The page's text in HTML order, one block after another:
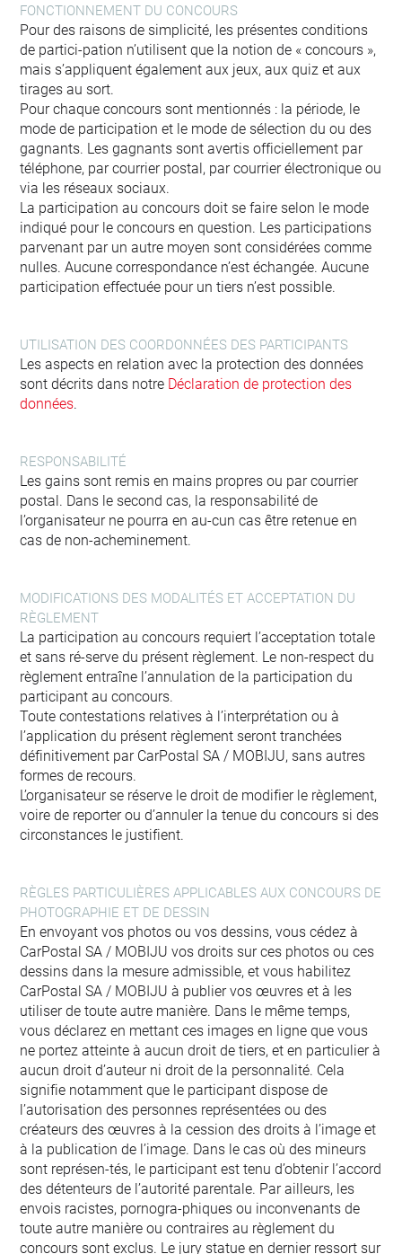
FONCTIONNEMENT DU CONCOURS
Pour des raisons de simplicité, les présentes conditions
de partici-pation n’utilisent que la notion de « concours »,
mais s’appliquent également aux jeux, aux quiz et aux
tirages au sort.
Pour chaque concours sont mentionnés : la période, le
mode de participation et le mode de sélection du ou des
gagnants. Les gagnants sont avertis officiellement par
téléphone, par courrier postal, par courrier électronique ou
via les réseaux sociaux.
La participation au concours doit se faire selon le mode
indiqué pour le concours en question. Les participations
parvenant par un autre moyen sont considérées comme
nulles. Aucune correspondance n’est échangée. Aucune
participation effectuée pour un tiers n’est possible.
UTILISATION DES COORDONNÉES DES PARTICIPANTS
Les aspects en relation avec la protection des données
sont décrits dans notre Déclaration de protection des
données.
RESPONSABILITÉ
Les gains sont remis en mains propres ou par courrier
postal. Dans le second cas, la responsabilité de
l’organisateur ne pourra en au-cun cas être retenue en
cas de non-acheminement.
MODIFICATIONS DES MODALITÉS ET ACCEPTATION DU
RÈGLEMENT
La participation au concours requiert l’acceptation totale
et sans ré-serve du présent règlement. Le non-respect du
règlement entraîne l’annulation de la participation du
participant au concours.
Toute contestations relatives à l’interprétation ou à
l’application du présent règlement seront tranchées
définitivement par CarPostal SA / MOBIJU, sans autres
formes de recours.
L’organisateur se réserve le droit de modifier le règlement,
voire de reporter ou d’annuler la tenue du concours si des
circonstances le justifient.
RÈGLES PARTICULIÈRES APPLICABLES AUX CONCOURS DE
PHOTOGRAPHIE ET DE DESSIN
En envoyant vos photos ou vos dessins, vous cédez à
CarPostal SA / MOBIJU vos droits sur ces photos ou ces
dessins dans la mesure admissible, et vous habilitez
CarPostal SA / MOBIJU à publier vos œuvres et à les
utiliser de toute autre manière. Dans le même temps,
vous déclarez en mettant ces images en ligne que vous
ne portez atteinte à aucun droit de tiers, et en particulier à
aucun droit d’auteur ni droit de la personnalité. Cela
signifie notamment que le participant dispose de
l’autorisation des personnes représentées ou des
créateurs des œuvres à la cession des droits à l’image et
à la publication de l’image. Dans le cas où des mineurs
sont représen-tés, le participant est tenu d’obtenir l’accord
des détenteurs de l’autorité parentale. Par ailleurs, les
envois racistes, pornogra-phiques ou inconvenants de
toute autre manière ou contraires au règlement du
concours sont exclus. Le jury statue en dernier ressort sur